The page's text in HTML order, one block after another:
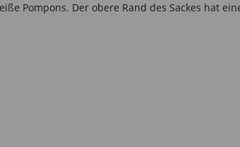
Pompons. Der obere Rand des Sackes hat